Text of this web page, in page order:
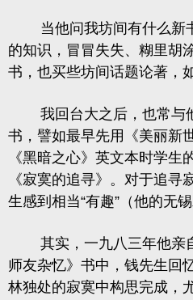
当他问我坊间有什么新
的知识，冒冒失失、糊里胡
书，也买些坊间话题论著，
我回台大之后，也常与
书，譬如最早先用
《美丽新
《黑暗之心》英文本时学生
《寂寞的追寻》。对于追寻
生感到相当“有趣”（他的无
其实，一九八三年他亲
师友杂忆》书中，钱先生回
林独处的寂寞中构思完成，